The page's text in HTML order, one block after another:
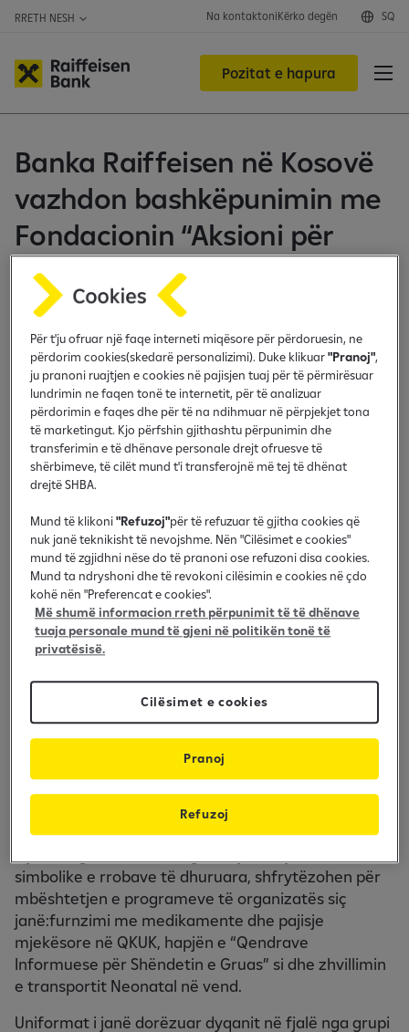
RRETH NESH Na kontaktoniKërko degën SQ
Pozitat e hapura
Banka Raiffeisen në Kosovë
vazhdon bashkëpunimin me
Fondacionin “Aksioni për
Nëna dhe Fëmijë”
Fondacioni “Aksioni për Nëna dhe Fëmijë - AMC”
është themeluar në vitin 2013 në Kosovë me mision
për të shpëtuar jetë dhe për të përmirësuar
shëndetin e foshnjave, nënave dhe fëmijëve në
Kosovë.
Raiffeisen Bank në Kosovë ka bashkëpunuar me
AMC në disa projekte si: si themelimi i qendrave
burimore shëndetësore të grave, sigurimi i pajisjeve
Klinikën e Neonatologjisë në Prishtinë, hapja e
Teshaveshës në Prishtinë dhe Ferizaj si dhe
mbështetja e nismave dhe iniciativave për
mbështetjen e grave shtatzëna gjatë pandemisë.
Si pjesë e këtij bashkëpunimi të vazhdueshëm, sot
Raiffeisen Bank në Kosovë i ka dhuruar uniformat e
Teshavesha është hapur në vitin 2016 dhe ka për
qëllim ngritjen e fondeve për mbështetjën e
programeve të shëndetësisë së fondacionit përmes
grumbullimit dhe shitjës së rrobave të përdorura, të
dhuruara nga qytetarët bamirës.
simbolike e rrobave të dhuruara, shfrytëzohen për
mbështetjen e programeve të organizatës siç
janë:furnzimi me medikamente dhe pajisje
mjekësore në QKUK, hapjën e “Qendrave
Informuese për Shëndetin e Gruas” si dhe zhvillimin
e transportit Neonatal në vend.
Uniformat i janë dorëzuar dyqanit në fjalë nga grupi
Për t'ju ofruar një faqe interneti miqësore për përdoruesin, ne
përdorim cookies(skedarë personalizimi). Duke klikuar"Pranoj",
ju pranoni ruajtjen e cookies në pajisjen tuaj për të përmirësuar
lundrimin ne faqen tonë te internetit, për të analizuar
përdorimin e faqes dhe për të na ndihmuar në përpjekjet tona
të marketingut. Kjo përfshin gjithashtu përpunimin dhe
transferimin e të dhënave personale drejt ofruesve të
shërbimeve, të cilët mund t'i transferojnë më tej të dhënat
drejtë SHBA.
Mund të klikoni"Refuzoj"për të refuzuar të gjitha cookies që
nuk janë teknikisht të nevojshme. Nën "Cilësimet e cookies"
mund të zgjidhni nëse do të pranoni ose refuzoni disa cookies.
Mund ta ndryshoni dhe të revokoni cilësimin e cookies në çdo
kohë nën "Preferencat e cookies".
Më shumë informacion rreth përpunimit të të dhënave
tuaja personale mund të gjeni në politikën tonë të
privatësisë.
Cilësimet e cookies
Refuzoj
Pranoj